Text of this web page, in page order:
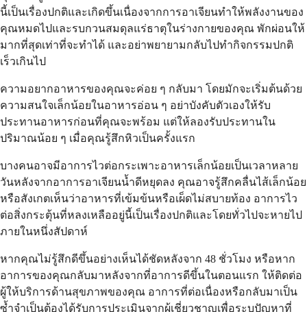
นี้เป็นเรื่องปกติและเกิดขึ้นเนื่องจากการอาเจียนทำให้พลังงานของ
คุณหมดไปและรบกวนสมดุลแร่ธาตุในร่างกายของคุณ พักผ่อนให้
มากที่สุดเท่าที่จะทำได้ และอย่าพยายามกลับไปทำกิจกรรมปกติ
เร็วเกินไป
ความอยากอาหารของคุณจะค่อย ๆ กลับมา โดยมักจะเริ่มต้นด้วย
ความสนใจเล็กน้อยในอาหารอ่อน ๆ อย่าบังคับตัวเองให้รับ
ประทานอาหารก่อนที่คุณจะพร้อม แต่ให้ลองรับประทานใน
ปริมาณน้อย ๆ เมื่อคุณรู้สึกหิวเป็นครั้งแรก
บางคนอาจมีอาการไวต่อกระเพาะอาหารเล็กน้อยเป็นเวลาหลาย
วันหลังจากอาการอาเจียนน้ำดีหยุดลง คุณอาจรู้สึกคลื่นไส้เล็กน้อย
หรือสังเกตเห็นว่าอาหารที่เข้มข้นหรือเผ็ดไม่สบายท้อง อาการไว
ต่อสิ่งกระตุ้นที่หลงเหลืออยู่นี้เป็นเรื่องปกติและโดยทั่วไปจะหายไป
ภายในหนึ่งสัปดาห์
หากคุณไม่รู้สึกดีขึ้นอย่างเห็นได้ชัดหลังจาก 48 ชั่วโมง หรือหาก
อาการของคุณกลับมาหลังจากที่อาการดีขึ้นในตอนแรก ให้ติดต่อ
ผู้ให้บริการด้านสุขภาพของคุณ อาการที่ต่อเนื่องหรือกลับมาเป็น
ซ้ำจำเป็นต้องได้รับการประเมินจากผู้เชี่ยวชาญเพื่อระบุปัญหาที่